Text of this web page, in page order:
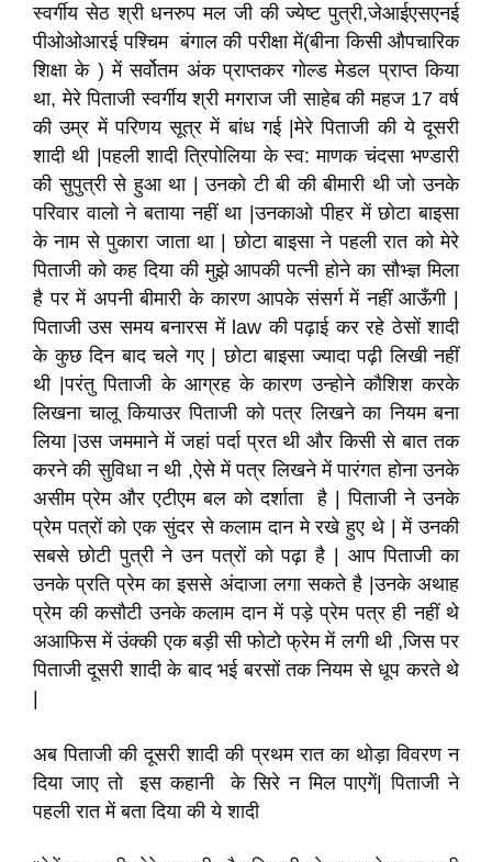
स्वर्गीय सेठ श्री धनरुप मल जी की ज्येष्ट पुत्री,जेआईएसएनई
पीओओआरई पश्चिम बंगाल की परीक्षा में(बीना किसी औपचारिक
शिक्षा के ) में सर्वोतम अंक प्राप्तकर गोल्ड मेडल प्राप्त किया
था, मेरे पिताजी स्वर्गीय श्री मगराज जी साहेब की महज 17 वर्ष
की उम्र में परिणय सूत्र में बांध गई |मेरे पिताजी की ये दूसरी
शादी थी |पहली शादी त्रिपोलिया के स्व: माणक चंदसा भण्डारी
की सुपुत्री से हुआ था | उनको टी बी की बीमारी थी जो उनके
परिवार वालो ने बताया नहीं था |उनकाओ पीहर में छोटा बाइसा
के नाम से पुकारा जाता था | छोटा बाइसा ने पहली रात को मेरे
पिताजी को कह दिया की मुझे आपकी पत्नी होने का सौभ्ज्ञ मिला
है पर में अपनी बीमारी के कारण आपके संसर्ग में नहीं आऊँगी |
पिताजी उस समय बनारस में law की पढ़ाई कर रहे ठेसों शादी
के कुछ दिन बाद चले गए | छोटा बाइसा ज्यादा पढ़ी लिखी नहीं
थी |परंतु पिताजी के आग्रह के कारण उन्होने कौशिश करके
लिखना चालू कियाउर पिताजी को पत्र लिखने का नियम बना
लिया |उस जममाने में जहां पर्दा प्रत थी और किसी से बात तक
करने की सुविधा न थी ,ऐसे में पत्र लिखने में पारंगत होना उनके
असीम प्रेम और एटीएम बल को दर्शाता है | पिताजी ने उनके
प्रेम पत्रों को एक सुंदर से कलाम दान मे रखे हुए थे | में उनकी
सबसे छोटी पुत्री ने उन पत्रों को पढ़ा है | आप पिताजी का
उनके प्रति प्रेम का इससे अंदाजा लगा सकते है |उनके अथाह
प्रेम की कसौटी उनके कलाम दान में पड़े प्रेम पत्र ही नहीं थे
अआफिस में उंक्की एक बड़ी सी फोटो फ्रेम में लगी थी ,जिस पर
पिताजी दूसरी शादी के बाद भई बरसों तक नियम से धूप करते थे
अब पिताजी की दूसरी शादी की प्रथम रात का थोड़ा विवरण न
दिया जाए तो इस कहानी के सिरे न मिल पाएगें| पिताजी ने
पहली रात में बता दिया की ये शादी